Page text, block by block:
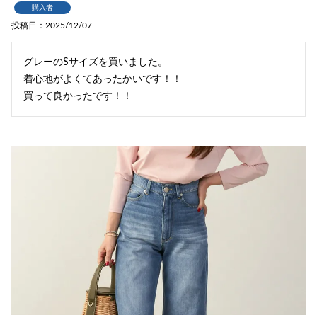
購入者
投稿日 2025/12/07
グレーのSサイズを買いました。
着心地がよくてあったかいです！！
買って良かったです！！